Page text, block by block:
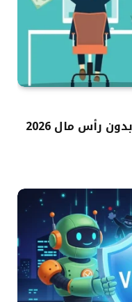
أفضل مواقع الربح من الإنترنت بدون رأس مال 2026